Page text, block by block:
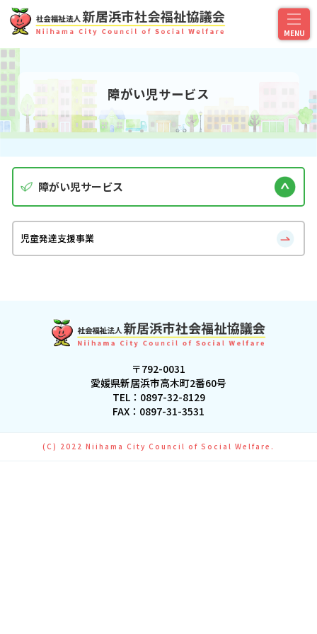
障がい児サービス
障がい児サービス
児童発達支援事業
〒792-0031
愛媛県新居浜市高木町2番60号
TEL： 0897-32-8129
FAX：0897-31-3531
(C) 2022 Niihama City Council of Social Welfare.